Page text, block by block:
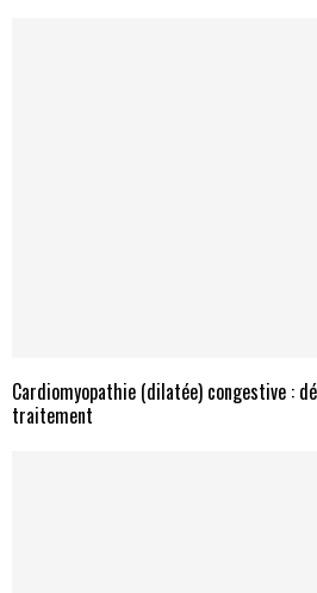
Cardiomyopathie (dilatée) congestive :
traitement